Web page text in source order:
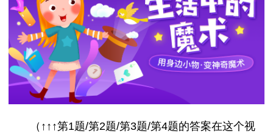
（↑↑↑第1题/第2题/第3题/第4题的答案在这个视